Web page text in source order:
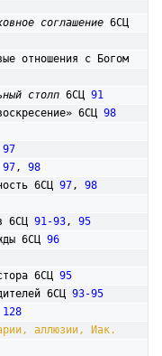
соглашение
столп 6СЦ 91
воскресение» 6СЦ
98
97
97, 98
6СЦ
97, 98
6СЦ
91-93, 95
6СЦ
96
пастора 6СЦ
95
родителей 6СЦ
93-95
128
аллюзии, Иак.